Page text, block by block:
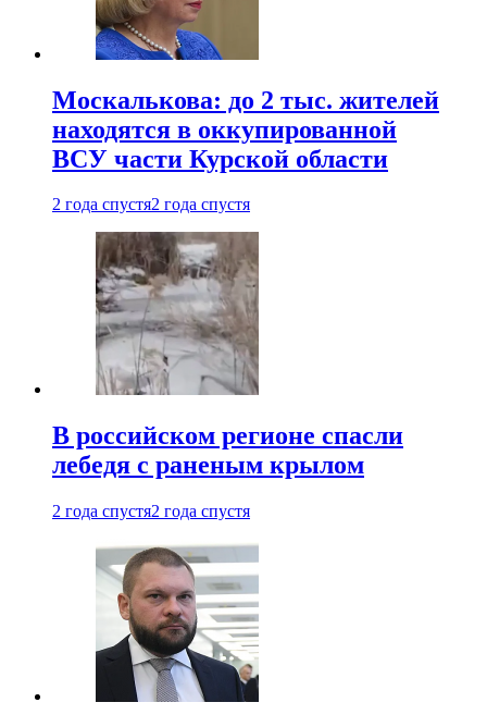
Москалькова: до 2 тыс. жителей
находятся в оккупированной
ВСУ части Курской области
2 года спустя2 года спустя
В российском регионе спасли
лебедя с раненым крылом
2 года спустя2 года спустя